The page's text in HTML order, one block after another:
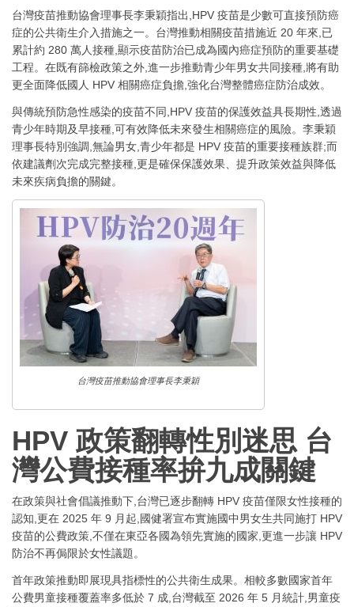
台灣疫苗推動協會理事長李秉穎指出,HPV 疫苗是少數可直接預防癌
症的公共衛生介入措施之一。台灣推動相關疫苗措施近 20 年來,已
累計約 280 萬人接種,顯示疫苗防治已成為國內癌症預防的重要基礎
工程。在既有篩檢政策之外,進一步推動青少年男女共同接種,將有助
更全面降低國人 HPV 相關癌症負擔,強化台灣整體癌症防治成效。
與傳統預防急性感染的疫苗不同,HPV 疫苗的保護效益具長期性,透過
青少年時期及早接種,可有效降低未來發生相關癌症的風險。李秉穎
理事長特別強調,無論男女,青少年都是 HPV 疫苗的重要接種族群;而
依建議劑次完成完整接種,更是確保保護效果、提升政策效益與降低
未來疾病負擔的關鍵。
台灣疫苗推動協會理事長李秉穎
HPV 政策翻轉性別迷思 台
灣公費接種率拚九成關鍵
在政策與社會倡議推動下,台灣已逐步翻轉 HPV 疫苗僅限女性接種的
認知,更在 2025 年 9 月起,國健署宣布實施國中男女生共同施打 HPV
疫苗的公費政策,不僅在東亞各國為領先實施的國家,更進一步讓 HPV
防治不再侷限於女性議題。
首年政策推動即展現具指標性的公共衛生成果。相較多數國家首年
公費男童接種覆蓋率多低於 7 成,台灣截至 2026 年 5 月統計,男童疫